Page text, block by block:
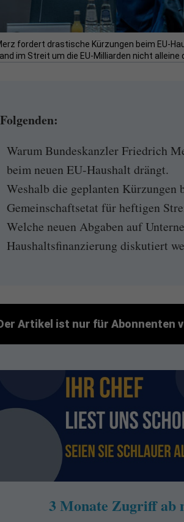
fordert drastische Kürzungen beim EU-
im Streit um die EU-Milliarden nicht alleine
Warum Bundeskanzler Friedrich
beim neuen EU-Haushalt drängt.
Weshalb die geplanten Kürzungen
Gemeinschaftsetat für heftigen
Welche neuen Abgaben auf
Haushaltsfinanzierung diskutiert
Artikel ist nur für Abonnenten
3 Monate Zugriff ab